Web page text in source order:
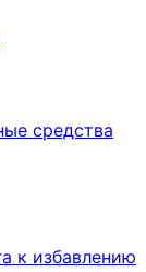
средства
к избавлению